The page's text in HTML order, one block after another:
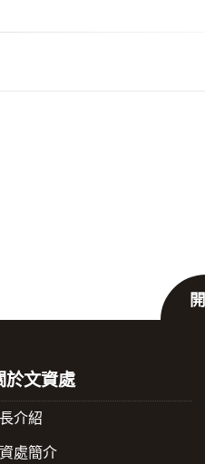
於文資處
介紹
處簡介